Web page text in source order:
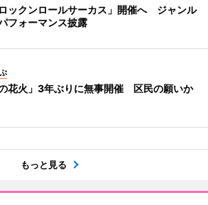
ロックンロールサーカス」開催へ ジャンル
フォーマンス披露
の花火」3年ぶりに無事開催 区民の願いか
もっと見る